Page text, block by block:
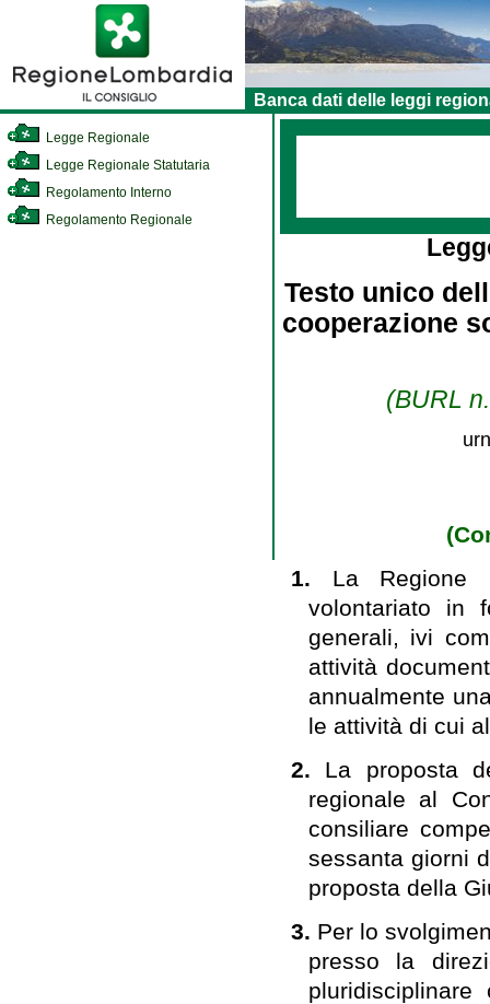
Banca dati delle leggi
Legge Regionale
Legge Regionale Statutaria
Regolamento Interno
Regolamento Regionale
Testo unico
cooperazione
(BURL
1. La Regione
volontariato in
generali, ivi
attività
annualmente
le attività di cui
2. La proposta
regionale al
consiliare
sessanta giorni
proposta della
3. Per lo
presso la